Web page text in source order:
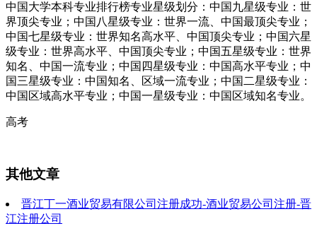
中国大学本科专业排行榜专业星级划分：中国九星级专业：世
界顶尖专业；中国八星级专业：世界一流、中国最顶尖专业；
中国七星级专业：世界知名高水平、中国顶尖专业；中国六星
级专业：世界高水平、中国顶尖专业；中国五星级专业：世界
知名、中国一流专业；中国四星级专业：中国高水平专业；中
国三星级专业：中国知名、区域一流专业；中国二星级专业：
中国区域高水平专业；中国一星级专业：中国区域知名专业。
高考
其他文章
晋江丁一酒业贸易有限公司注册成功-酒业贸易公司注册-晋
江注册公司